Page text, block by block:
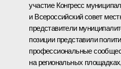
участие Конгресс
и Всероссийский совет
представители
позиции представили
профессиональные
на региональных